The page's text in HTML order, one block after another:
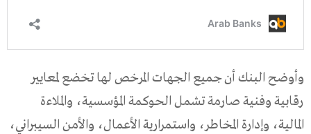
وأوضح البنك أن جميع الجهات المرخص لها تخضع لمعايير
رقابية وفنية صارمة تشمل الحوكمة المؤسسية، والملاءة
المالية، وإدارة المخاطر، واستمرارية الأعمال، والأمن السيبراني،